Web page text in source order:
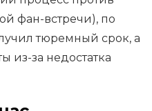
фан-встречи), по
тюремный срок, а
из-за недостатка